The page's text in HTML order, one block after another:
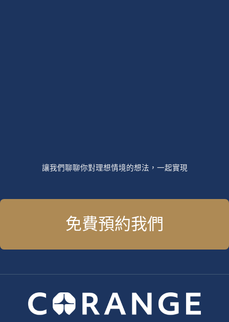
讓我們聊聊你對理想情境的想法，一起實現
免費預約我們